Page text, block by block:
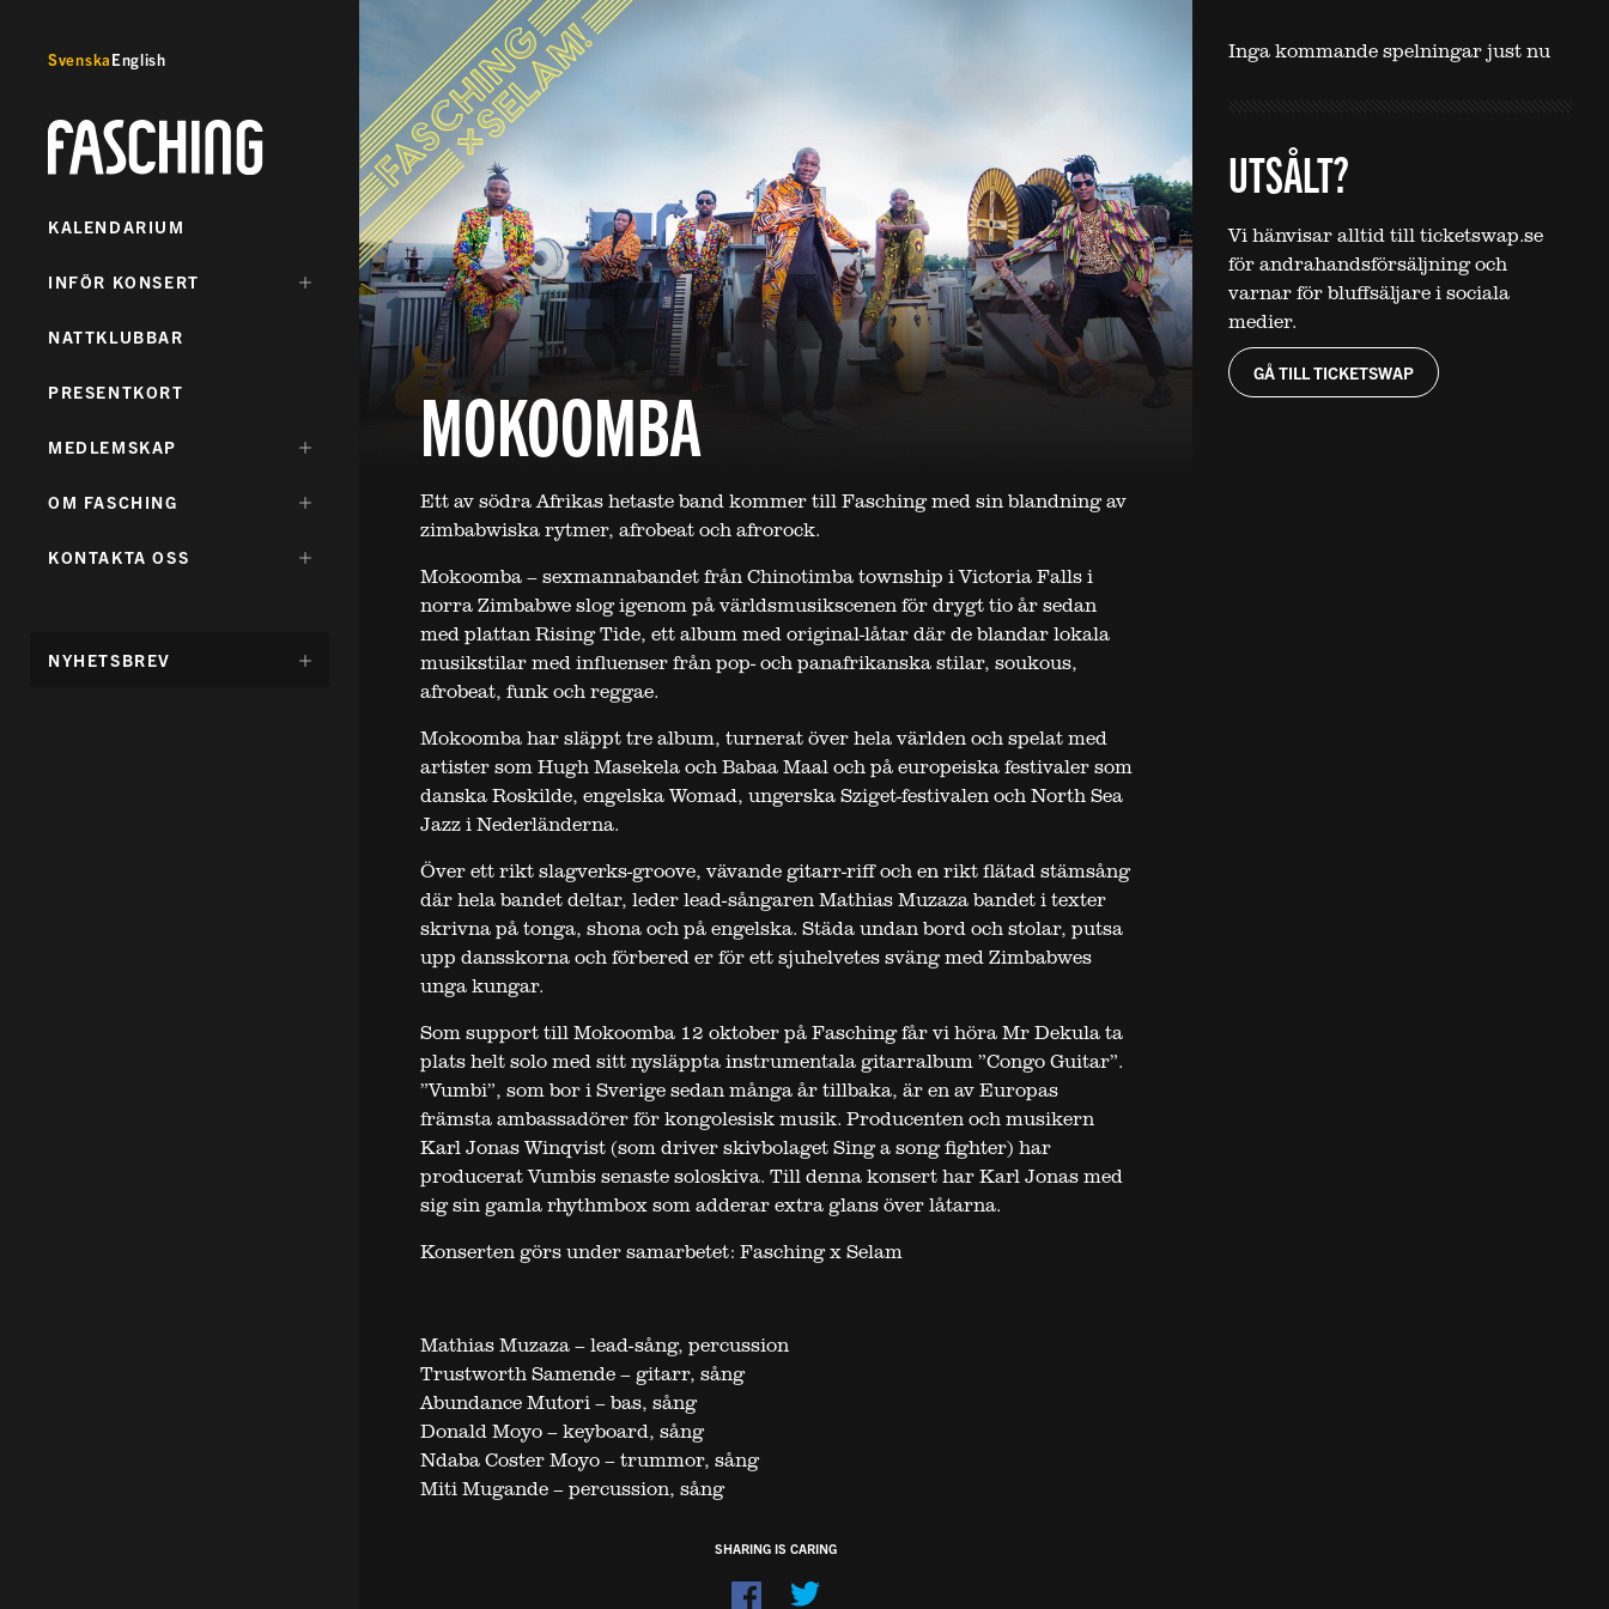
SvenskaEnglish
Fasching
KALENDARIUM
DÖLJ
INFÖR KONSERT
NATTKLUBBAR
PRESENTKORT
DÖLJ
MEDLEMSKAP
DÖLJ
OM FASCHING
DÖLJ
KONTAKTA OSS
DÖLJ
NYHETSBREV
MOKOOMBA
Ett av södra Afrikas hetaste band kommer till Fasching med sin blandning av
zimbabwiska rytmer, afrobeat och afrorock.
Mokoomba – sexmannabandet från Chinotimba township i Victoria Falls i
norra Zimbabwe slog igenom på världsmusikscenen för drygt tio år sedan
med plattan Rising Tide, ett album med original-låtar där de blandar lokala
musikstilar med influenser från pop- och panafrikanska stilar, soukous,
afrobeat, funk och reggae.
Mokoomba har släppt tre album, turnerat över hela världen och spelat med
artister som Hugh Masekela och Babaa Maal och på europeiska festivaler som
danska Roskilde, engelska Womad, ungerska Sziget-festivalen och North Sea
Jazz i Nederländerna.
Över ett rikt slagverks-groove, vävande gitarr-riff och en rikt flätad stämsång
där hela bandet deltar, leder lead-sångaren Mathias Muzaza bandet i texter
skrivna på tonga, shona och på engelska. Städa undan bord och stolar, putsa
upp dansskorna och förbered er för ett sjuhelvetes sväng med Zimbabwes
unga kungar.
Som support till Mokoomba 12 oktober på Fasching får vi höra Mr Dekula ta
plats helt solo med sitt nysläppta instrumentala gitarralbum ”Congo Guitar”.
”Vumbi”, som bor i Sverige sedan många år tillbaka, är en av Europas
främsta ambassadörer för kongolesisk musik. Producenten och musikern
Karl Jonas Winqvist (som driver skivbolaget Sing a song fighter) har
producerat Vumbis senaste soloskiva. Till denna konsert har Karl Jonas med
sig sin gamla rhythmbox som adderar extra glans över låtarna.
Konserten görs under samarbetet: Fasching x Selam
Mathias Muzaza – lead-sång, percussion
Trustworth Samende – gitarr, sång
Abundance Mutori – bas, sång
Donald Moyo – keyboard, sång
Ndaba Coster Moyo – trummor, sång
Miti Mugande – percussion, sång
SHARING IS CARING
Dela
Inga kommande spelningar just nu
UTSÅLT?
Vi hänvisar alltid till ticketswap.se
för andrahandsförsäljning och
varnar för bluffsäljare i sociala
medier.
GÅ TILL TICKETSWAP